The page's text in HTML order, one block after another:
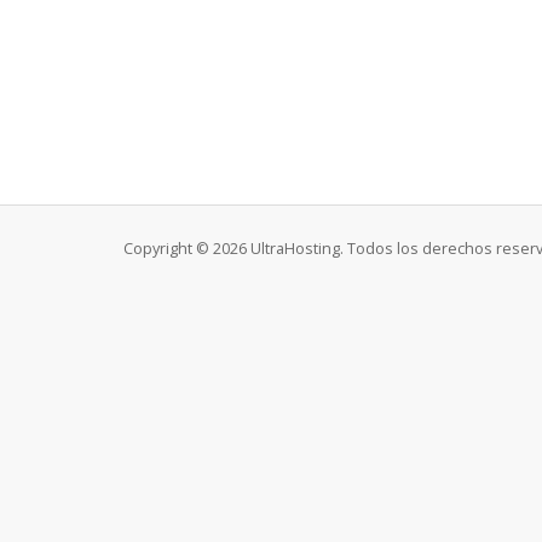
Copyright © 2026 UltraHosting. Todos los derechos